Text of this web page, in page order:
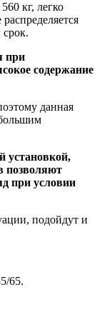
кг, легко
срок.
при
содержание
данная
установкой,
позволяют
при условии
подойдут и
65.